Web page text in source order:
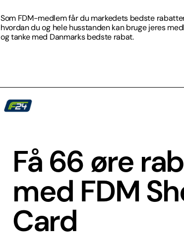
Som FDM-medlem får du markedets bedste
hvordan du og hele husstanden kan bruge jeres
og tanke med Danmarks bedste rabat.
Få 66 øre
med FDM
Card